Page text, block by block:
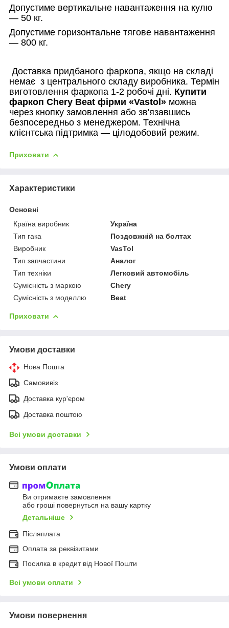
Допустиме вертикальне навантаження на кулю
— 50 кг.
Допустиме горизонтальне тягове навантаження
— 800 кг.
Доставка придбаного фаркопа, якщо на складі
немає з центрального складу виробника. Термін
виготовлення фаркопа 1-2 робочі дні. Купити
фаркоп Chery Beat фірми «Vastol» можна
через кнопку замовлення або зв'язавшись
безпосередньо з менеджером. Технічна
клієнтська підтримка — цілодобовий режим.
Приховати
Характеристики
Основні
Країна виробник
Україна
Тип гака
Поздовжній на болтах
Виробник
VasTol
Тип запчастини
Аналог
Тип техніки
Легковий автомобіль
Сумісність з маркою
Chery
Сумісність з моделлю
Beat
Приховати
Умови доставки
Нова Пошта
Самовивіз
Доставка кур'єром
Доставка поштою
Всі умови доставки
Умови оплати
Ви отримаєте замовлення
або гроші повернуться на вашу картку
Детальніше
Післяплата
Оплата за реквізитами
Посилка в кредит від Нової Пошти
Всі умови оплати
Умови повернення